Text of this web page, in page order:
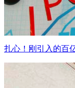
扎心！刚引入的百